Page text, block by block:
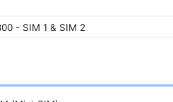
- SIM 1 & SIM 2